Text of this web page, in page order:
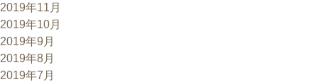
2019年11月
2019年10月
2019年9月
2019年8月
2019年7月